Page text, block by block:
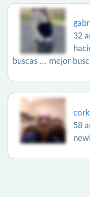
32
buscas ... mejor
58